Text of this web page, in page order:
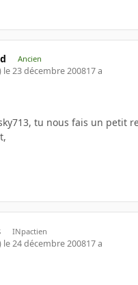
Ancien
le 23 décembre 200817 a
tu nous fais un petit
INpactien
le 24 décembre 200817 a